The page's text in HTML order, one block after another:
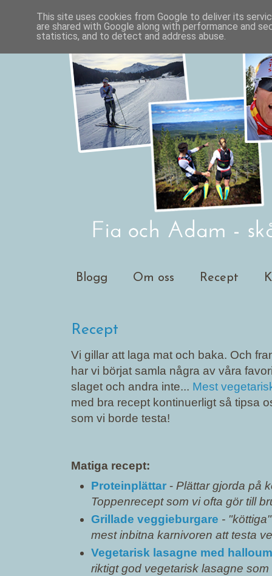
Blogg Om oss Recept
Recept
Vi gillar att laga mat och baka. Och
har vi börjat samla några av våra
slaget och andra inte... Mest
med bra recept kontinuerligt så tipsa
som vi borde testa!
Matiga recept:
Proteinplättar - Plättar gjorda på
Toppenrecept som vi ofta gör till
Grillade veggieburgare -
mest inbitna karnivoren att testa
Vegetarisk lasagne med
riktigt god vegetarisk lasagne
This site uses cookies from Google to deliver its
are shared with Google along with performance and
statistics, and to detect and address abuse.